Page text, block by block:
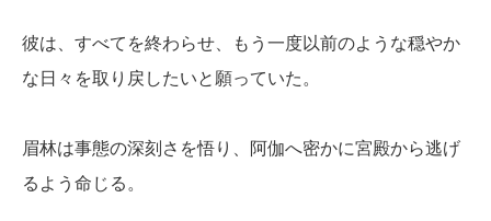
彼は、すべてを終わらせ、もう一度以前のような穏やか
な日々を取り戻したいと願っていた。
眉林は事態の深刻さを悟り、阿伽へ密かに宮殿から逃げ
るよう命じる。